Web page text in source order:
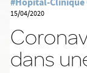
15/04/2020
dans